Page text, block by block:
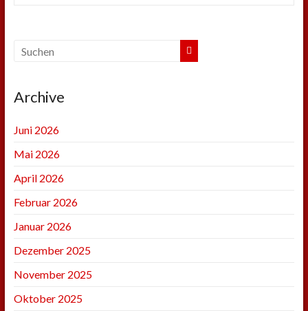
Archive
Juni 2026
Mai 2026
April 2026
Februar 2026
Januar 2026
Dezember 2025
November 2025
Oktober 2025